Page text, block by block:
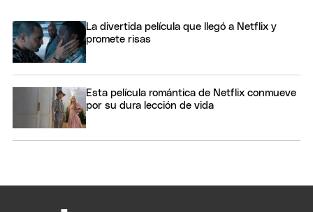
La divertida película que llegó a Netflix y
promete risas
Esta película romántica de Netflix conmueve
por su dura lección de vida